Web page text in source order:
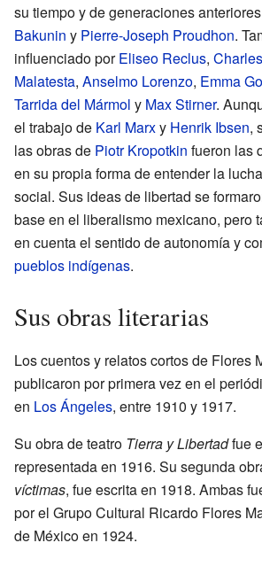
su tiempo y de generaciones
Bakunin y Pierre-Joseph Proudhon.
influenciado porEliseo Reclus,
Malatesta, Anselmo Lorenzo, Emma
Tarrida del Mármol y Max Stirner.
el trabajo de Karl Marxy Henrik Ibsen,
las obras de Piotr Kropotkin fueron las
en su propia forma de entender la
social. Sus ideas de libertad se
base en el liberalismo mexicano, pero
en cuenta el sentido de autonomía y
pueblos indígenas.
Sus obras literarias
Los cuentos y relatos cortos de Flores
publicaron por primera vez en el
en Los Ángeles, entre 1910 y 1917.
Su obra de teatro Tierra y Libertadfue
representada en 1916. Su segunda
víctimas, fue escrita en 1918. Ambas
por el Grupo Cultural Ricardo Flores
de México en 1924.